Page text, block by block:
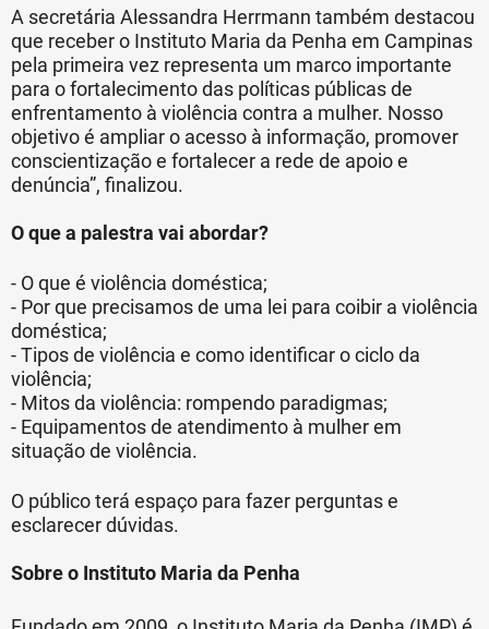
A secretária Alessandra Herrmann também destacou
que receber o Instituto Maria da Penha em Campinas
pela primeira vez representa um marco importante
para o fortalecimento das políticas públicas de
enfrentamento à violência contra a mulher. Nosso
objetivo é ampliar o acesso à informação, promover
conscientização e fortalecer a rede de apoio e
denúncia”, finalizou.
O que a palestra vai abordar?
- O que é violência doméstica;
- Por que precisamos de uma lei para coibir a violência
doméstica;
- Tipos de violência e como identificar o ciclo da
violência;
- Mitos da violência: rompendo paradigmas;
- Equipamentos de atendimento à mulher em
situação de violência.
O público terá espaço para fazer perguntas e
esclarecer dúvidas.
Sobre o Instituto Maria da Penha